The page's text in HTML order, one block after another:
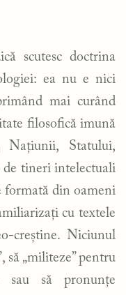
scutesc doctrina
ea nu e nici
mai curând
filosofică imună
Statului,
de tineri intelectuali
formată din oameni
cu textele
creștine. Niciunul
să „militeze” pentru
sau să pronunțe